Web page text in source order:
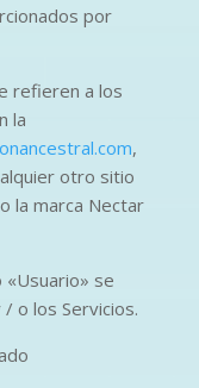
por
refieren a los
la
,
otro sitio
la marca Nectar
se
o los Servicios.